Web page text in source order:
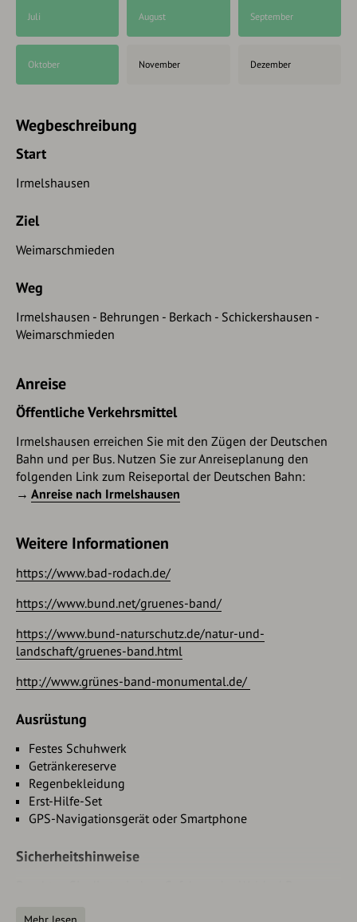
Juli August September
Oktober November Dezember
Wegbeschreibung
Start
Irmelshausen
Ziel
Weimarschmieden
Weg
Irmelshausen - Behrungen - Berkach - Schickershausen -
Weimarschmieden
Anreise
Öffentliche Verkehrsmittel
Irmelshausen erreichen Sie mit den Zügen der Deutschen
Bahn und per Bus. Nutzen Sie zur Anreiseplanung den
folgenden Link zum Reiseportal der Deutschen Bahn:
→ Anreise nach Irmelshausen
Weitere Informationen
https://www.bad-rodach.de/
https://www.bund.net/gruenes-band/
https://www.bund-naturschutz.de/natur-und-
landschaft/gruenes-band.html
http://www.grünes-band-monumental.de/
Ausrüstung
Festes Schuhwerk
Getränkereserve
Regenbekleidung
Erst-Hilfe-Set
GPS-Navigationsgerät oder Smartphone
Sicherheitshinweise